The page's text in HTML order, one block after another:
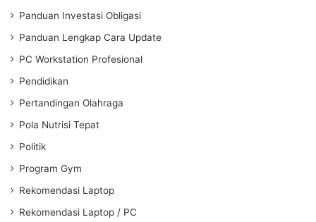
Panduan Investasi Obligasi
Panduan Lengkap Cara Update
PC Workstation Profesional
Pendidikan
Pertandingan Olahraga
Pola Nutrisi Tepat
Politik
Program Gym
Rekomendasi Laptop
Rekomendasi Laptop / PC